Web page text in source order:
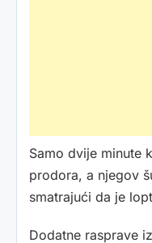
Samo dvije minute
prodora, a njegov
smatrajući da je
Dodatne rasprave